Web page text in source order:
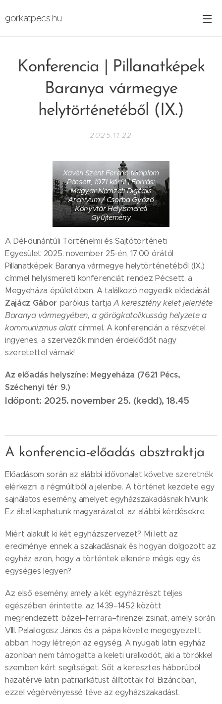
gorkatpecs.hu
Konferencia | Pillanatképek
Baranya vármegye
helytörténetéből (IX.)
2025.11.22
Xavéri Szent Ferenc-templom
Pécsett, 1971 körül | Forrás:
Magyar Nemzeti Digitális
Archívum / Csorba Győző
Könyvtár Helyismereti
Gyűjtemény
A Dél-dunántúli Történelmi és Sajtótörténeti
Egyesület 2025. november 25-én, 17.00 órától
Pillanatképek Baranya vármegye helytörténetéből (IX.)
címmel helyismereti konferenciát rendez Pécsett, a
Megyeháza épületében. A találkozó negyedik előadását
Zajácz Gábor parókus tartjaA keresztény kelet jelenléte
Baranya vármegyében, a görögkatolikusság helyzete a
kommunizmus alattcímmel. A konferencián a részvétel
ingyenes, a szervezők minden érdeklődőt nagy
szeretettel várnak!
Az előadás helyszíne: Megyeháza (7621 Pécs,
Széchenyi tér 9.)
Időpont: 2025. november 25. (kedd), 18.45
A konferencia-előadás absztraktja
Előadásom során az alábbi idővonalat követve szeretnék
elérkezni a régmúltból a jelenbe. A történet kezdete egy
sajnálatos esemény, amelyet egyházszakadásnak hívunk.
Ez által kaphatunk magyarázatot az alábbi kérdésekre.
Miért alakult ki két egyházszervezet? Mi lett az
eredménye ennek a szakadásnak és hogyan dolgozott az
egyház azon, hogy a történtek ellenére mégis egy és
egységes legyen?
Az első esemény, amely a két egyházrészt teljes
egészében érintette, az 1439–1452 között
megrendezett bázel–ferrara–firenzei zsinat, amely során
VIII. Palailogosz János és a pápa követe megegyezett
abban, hogy létrejön az egység. A nyugati latin egyház
azonban nem támogatta a keleti uralkodót, aki a törökkel
szemben kért segítséget. Sőt a keresztes háborúból
hazatérve latin patriarkátust állítottak föl Bizáncban,
ezzel végérvényessé téve az egyházszakadást.